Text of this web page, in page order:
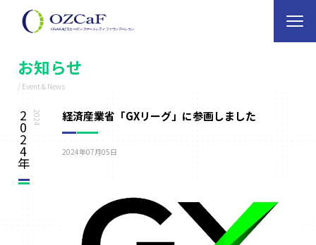
お知らせ
/ Event & News
2024
2
0
2
4
年
経済産業省「GXリーグ」に参画しました
2024年07月05日